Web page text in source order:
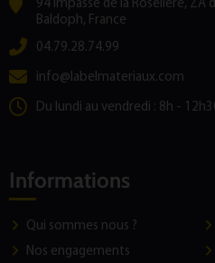
94 Impasse de la Roselière, ZA
Baldoph, France
04.79.28.74.99
info@labelmateriaux.com
Du lundi au vendredi : 8h -
Informations
Qui sommes nous ?
Nos engagements